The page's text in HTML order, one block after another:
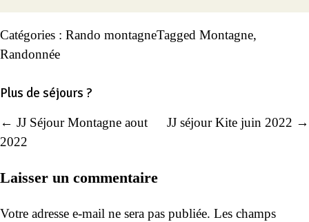
Catégories : Rando montagneTagged Montagne,
Randonnée
Plus de séjours ?
Navigation
l’article
← JJ Séjour Montagne aout
2022
JJ séjour Kite juin 2022 →
Laisser un commentaire
Votre adresse e-mail ne sera pas publiée. Les champs